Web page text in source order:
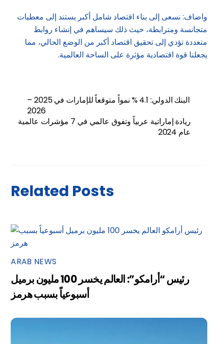
واضاف: نسعى إلى بناء اقتصاد شامل أكبر يستند إلى معطيات
متجانسة ومترابطة، حيث ذلك سيساهم في إنشاء روابط
متعددة تؤدي إلى تحقيق اقتصاد أكبر من الوضع الحالي، مما
يجعلنا قوة اقتصادية مؤثرة على الساحة العالمية.
البنك الدولي: 4.1 % نمواً متوقعاً للإمارات في 2025 –
2026
ريادة إماراتية عربياً وتفوق عالمي في 7 مؤشرات عالمية
عام 2024
Related Posts
ARAB NEWS
رئيس “أرامكو”: العالم يخسر 100 مليون برميل
أسبوعياً بسبب هرمز